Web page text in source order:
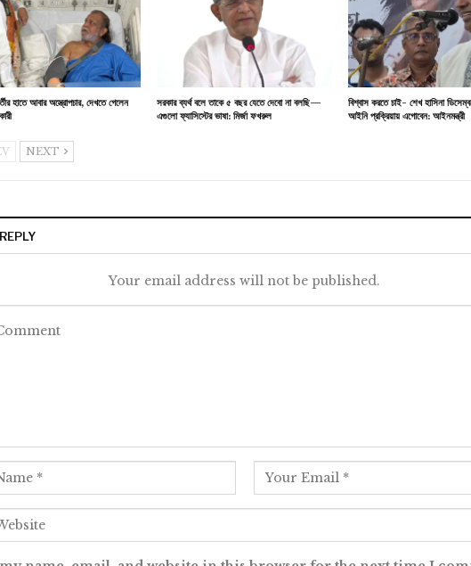
হাতে আবার অস্ত্রোপচার, দেখতে গেলেন
সরকার ব্যর্থ বলে তাকে ৫ বছর যেতে দেবো না বলছি—
এগুলো ফ্যাসিস্টের ভাষা: মির্জা ফখরুল
বিশ্বাস করতে চাই- শেখ হাসিনা
আইনি প্রক্রিয়ায় এগোবেন: আইনমন্ত্রী
NEXT
Your email address will not be published.